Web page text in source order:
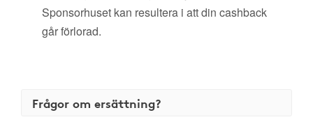
Sponsorhuset kan resultera i att din cashback
går förlorad.
Frågor om ersättning?